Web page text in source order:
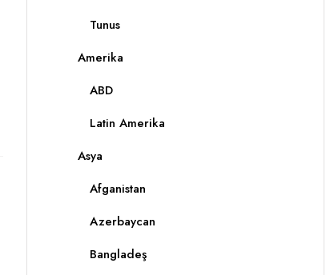
Tunus
Amerika
ABD
Latin Amerika
Asya
Afganistan
Azerbaycan
Bangladeş